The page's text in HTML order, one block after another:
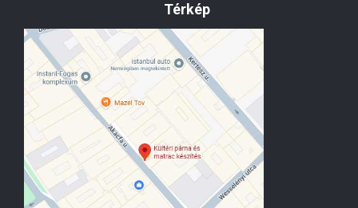
Térkép